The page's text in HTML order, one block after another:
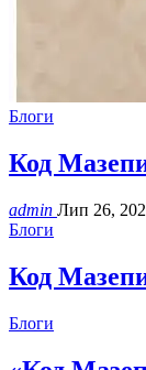
Блоги
Код
admin Лип 26,
Блоги
Код
Блоги